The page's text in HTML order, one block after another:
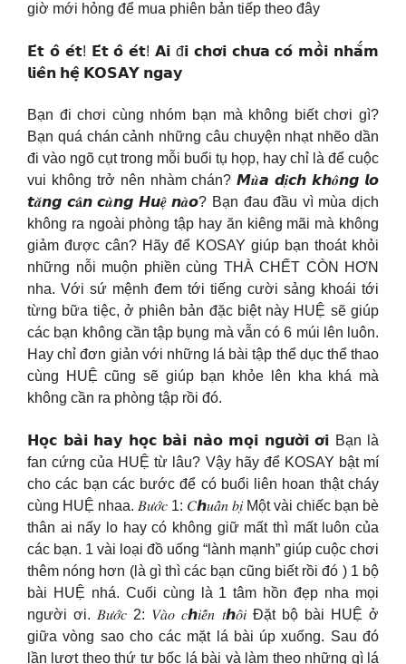
giờ mới hỏng để mua phiên bản tiếp theo đây
𝗘́𝘁 𝗼̂ 𝗲́𝘁! 𝗘́𝘁 𝗼̂ 𝗲́𝘁! 𝗔𝗶 đ𝗶 𝗰𝗵𝗼̛𝗶 𝗰𝗵𝘂̛𝗮 𝗰𝗼́ 𝗺𝗼̂̀𝗶 𝗻𝗵𝗮̆́𝗺
𝗹𝗶𝗲̂𝗻 𝗵𝗲̣̂ 𝗞𝗢𝗦𝗔𝗬 𝗻𝗴𝗮𝘆
Bạn đi chơi cùng nhóm bạn mà không biết chơi gì?
Bạn quá chán cảnh những câu chuyện nhạt nhẽo dần
đi vào ngõ cụt trong mỗi buổi tụ họp, hay chỉ là để cuộc
vui không trở nên nhàm chán? 𝙈𝒖̀𝙖 𝙙𝒊̣𝙘𝙝 𝙠𝙝𝒐̂𝙣𝙜 𝙡𝙤
𝙩𝒂̆𝙣𝙜 𝙘𝐚̂𝙣 𝙘𝒖̀𝙣𝙜 𝙃𝙪𝒆̣̂ 𝙣𝒂̀𝙤? Bạn đau đầu vì mùa dịch
không ra ngoài phòng tập hay ăn kiêng mãi mà không
giảm được cân? Hãy để KOSAY giúp bạn thoát khỏi
những nỗi muộn phiền cùng THÀ CHẾT CÒN HƠN
nha. Với sứ mệnh đem tới tiếng cười sảng khoái tới
từng bữa tiệc, ở phiên bản đặc biệt này HUỆ sẽ giúp
các bạn không cần tập bụng mà vẫn có 6 múi lên luôn.
Hay chỉ đơn giản với những lá bài tập thể dục thể thao
cùng HUỆ cũng sẽ giúp bạn khỏe lên kha khá mà
không cần ra phòng tập rồi đó.
𝗛𝗼̣𝗰 𝗯𝗮̀𝗶 𝗵𝗮𝘆 𝗵𝗼̣𝗰 𝗯𝗮̀𝗶 𝗻𝗮̀𝗼 𝗺𝗼̣𝗶 𝗻𝗴𝘂̛𝗼̛̀𝗶 𝗼̛𝗶 Bạn là
fan cứng của HUỆ từ lâu? Vậy hãy để KOSAY bật mí
cho các bạn các bước để có buổi liên hoan thật cháy
cùng HUỆ nhaa. 𝐵𝑢̛𝑜̛́𝑐 1: 𝐶ℎ𝑢𝑎̂̉𝑛 𝑏𝑖̣ Một vài chiếc bạn bè
thân ai nấy lo hay có không giữ mất thì mất luôn của
các bạn. 1 vài loại đồ uống “lành mạnh” giúp cuộc chơi
thêm nóng hơn (là gì thì các bạn cũng biết rồi đó ) 1 bộ
bài HUỆ nhá. Cuối cùng là 1 tâm hồn đẹp nha mọi
người ơi. 𝐵𝑢̛𝑜̛́𝑐 2: 𝑉𝑎̀𝑜 𝑐ℎ𝑖𝑒̂́𝑛 𝑡ℎ𝑜̂𝑖 Đặt bộ bài HUỆ ở
giữa vòng sao cho các mặt lá bài úp xuống. Sau đó
lần lượt theo thứ tự bốc lá bài và làm theo những gì lá